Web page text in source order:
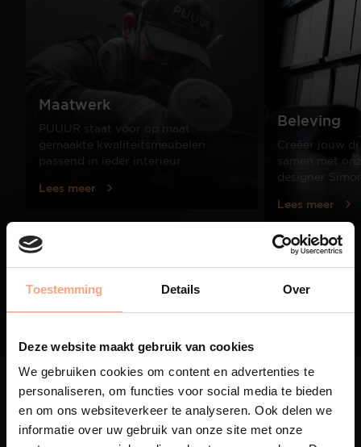
Toestemming Details Over
Deze website maakt gebruik van cookies
We gebruiken cookies om content en advertenties te
personaliseren, om functies voor social media te bieden
en om ons websiteverkeer te analyseren. Ook delen we
informatie over uw gebruik van onze site met onze
Maatwerk
PUUUR staat voor op maat
gemaakte kwaliteitsmeubelen
passend in ieder interieur.
Lees meer
Beleving
Creëer jouw
samen met
designer
Lees meer